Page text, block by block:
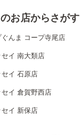
お店からさがす
んま コープ寺尾店
イ 南大類店
イ 石原店
イ 倉賀野西店
イ 新保店